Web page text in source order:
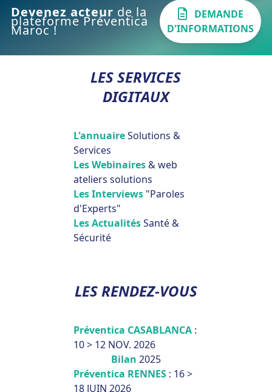
Devenez acteur de la
plateforme Préventica
Maroc !
DEMANDE
D'INFORMATIONS
LES SERVICES
DIGITAUX
L'annuaireSolutions &
Services
Les Webinaires& web
ateliers solutions
Les Interviews "Paroles
d'Experts"
Les ActualitésSanté &
Sécurité
LES RENDEZ-VOUS
Préventica CASABLANCA :
10 > 12 NOV. 2026
Bilan 2025
Préventica RENNES : 16 >
18 JUIN 2026